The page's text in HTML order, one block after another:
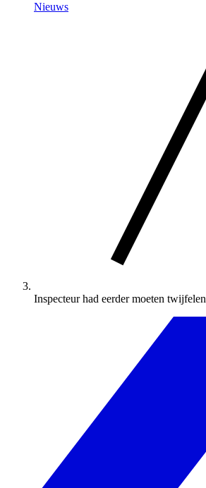
Nieuws
Inspecteur had eerder moeten twijfelen